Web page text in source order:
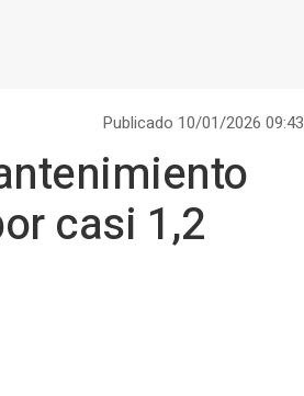
Publicado 10/01/2026 09:43
casi 1,2